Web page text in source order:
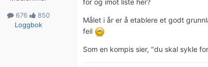
676
850
Loggbok
for og imot liste her?
Målet i år er å etablere et godt
feil
Som en kompis sier, "du skal sykle